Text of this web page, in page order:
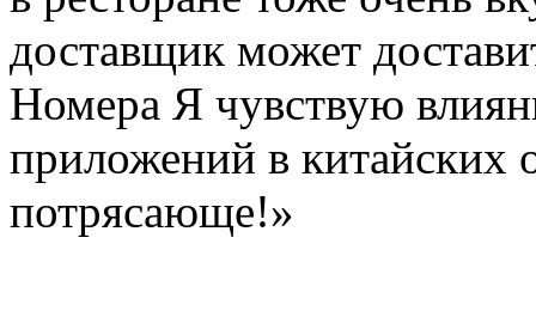
доставщик может
Номера Я чувствую
приложений в китайских
потрясающе!»